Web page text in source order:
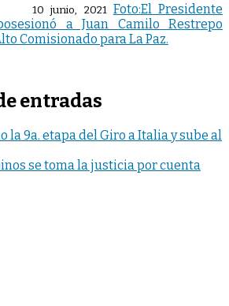
10 junio, 2021 Foto:El Presidente
a Juan Camilo Restrepo
Comisionado para La Paz.
entradas
la 9a. etapa del Giro a Italia y sube al
se toma la justicia por cuenta